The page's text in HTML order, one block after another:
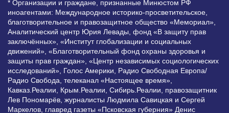
* Организации и граждане, признанные Минюстом РФ
иноагентами: Международное историко-просветительское,
благотворительное и правозащитное общество «Мемориал»,
Аналитический центр Юрия Левады, фонд «В защиту прав
заключённых», «Институт глобализации и социальных
движений», «Благотворительный фонд охраны здоровья и
защиты прав граждан», «Центр независимых социологических
исследований», Голос Америки, Радио Свободная Европа/
Радио Свобода, телеканал «Настоящее время»,
Кавказ.Реалии, Крым.Реалии, Сибирь.Реалии, правозащитник
Лев Пономарёв, журналисты Людмила Савицкая и Сергей
Маркелов, главред газеты «Псковская губерния» Денис